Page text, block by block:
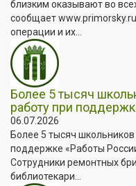
близким оказывают во
сообщает
операции и их...
Более 5 тысяч
работу при
06.07.2026
Более 5 тысяч
поддержке «Работы
Сотрудники ремонтных
библиотекари...